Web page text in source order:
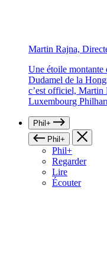
Martin Rajna,
Une étoile montante
Dudamel de la
c’est officiel, Martin
Luxembourg
Phil+
Phil+
Phil+
Regarder
Lire
Écouter